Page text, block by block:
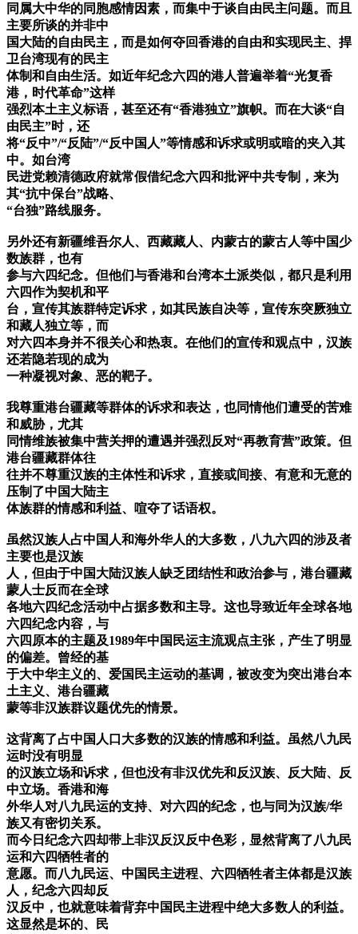
同属大中华的同胞感情因素，而集中于谈自由民主问题。而且
主要所谈的并非中
国大陆的自由民主，而是如何夺回香港的自由和实现民主、捍
卫台湾现有的民主
体制和自由生活。如近年纪念六四的港人普遍举着“光复香
港，时代革命”这样
强烈本土主义标语，甚至还有“香港独立”旗帜。而在大谈“自
由民主”时，还
将“反中”/“反陆”/“反中国人”等情感和诉求或明或暗的夹入其
中。如台湾
民进党赖清德政府就常假借纪念六四和批评中共专制，来为
其“抗中保台”战略、
“台独”路线服务。
另外还有新疆维吾尔人、西藏藏人、内蒙古的蒙古人等中国少
数族群，也有
参与六四纪念。但他们与香港和台湾本土派类似，都只是利用
六四作为契机和平
台，宣传其族群特定诉求，如其民族自决等，宣传东突厥独立
和藏人独立等，而
对六四本身并不很关心和热衷。在他们的宣传和观点中，汉族
还若隐若现的成为
一种凝视对象、恶的靶子。
我尊重港台疆藏等群体的诉求和表达，也同情他们遭受的苦难
和威胁，尤其
同情维族被集中营关押的遭遇并强烈反对“再教育营”政策。但
港台疆藏群体往
往并不尊重汉族的主体性和诉求，直接或间接、有意和无意的
压制了中国大陆主
体族群的情感和利益、喧夺了话语权。
虽然汉族人占中国人和海外华人的大多数，八九六四的涉及者
主要也是汉族
人，但由于中国大陆汉族人缺乏团结性和政治参与，港台疆藏
蒙人士反而在全球
各地六四纪念活动中占据多数和主导。这也导致近年全球各地
六四纪念内容，与
六四原本的主题及1989年中国民运主流观点主张，产生了明显
的偏差。曾经的基
于大中华主义的、爱国民主运动的基调，被改变为突出港台本
土主义、港台疆藏
蒙等非汉族群议题优先的情景。
这背离了占中国人口大多数的汉族的情感和利益。虽然八九民
运时没有明显
的汉族立场和诉求，但也没有非汉优先和反汉族、反大陆、反
中立场。香港和海
外华人对八九民运的支持、对六四的纪念，也与同为汉族/华
族又有密切关系。
而今日纪念六四却带上非汉反汉反中色彩，显然背离了八九民
运和六四牺牲者的
意愿。而八九民运、中国民主进程、六四牺牲者主体都是汉族
人，纪念六四却反
汉反中，也就意味着背弃中国民主进程中绝大多数人的利益。
这显然是坏的、民